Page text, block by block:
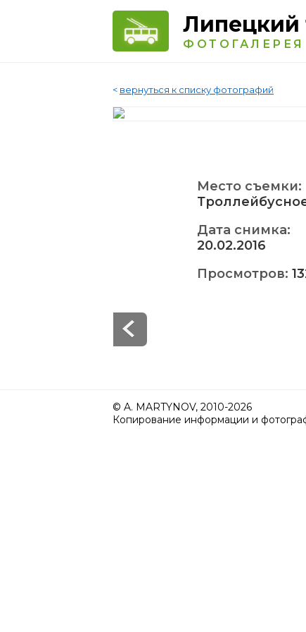
Липецкий
ФОТОГАЛЕРЕЯ
< вернуться к списку фотографий
Место съемки:
Дата снимка:
20.02.2016
Просмотров:
© A. MARTYNOV, 2010-2026
Копирование информации и